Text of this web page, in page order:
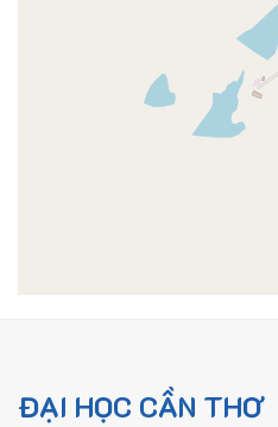
ĐẠI HỌC CẦN THƠ